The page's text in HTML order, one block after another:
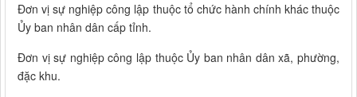
Đơn vị sự nghiệp công lập thuộc tổ chức hành chính khác thuộc
Ủy ban nhân dân cấp tỉnh.
Đơn vị sự nghiệp công lập thuộc Ủy ban nhân dân xã, phường,
đặc khu.